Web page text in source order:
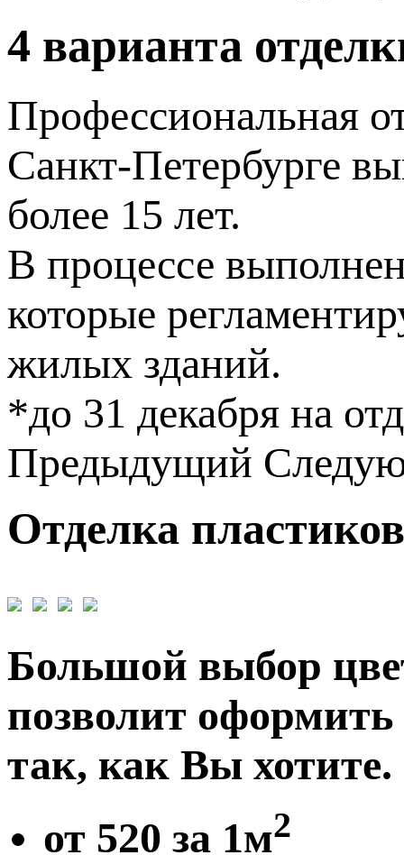
4 варианта
Профессиональная
Санкт-Петербурге
более 15 лет.
В процессе
которые
жилых зданий.
*до 31 декабря на
Предыдущий
Отделка
Большой выбор
позволит
так, как Вы хотите.
от 520 за 1м2